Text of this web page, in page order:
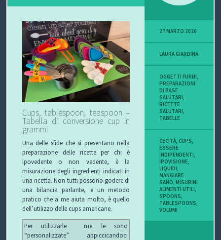
Cups, tablespoon, teaspoon –
Tabella di conversione cup in
grammi
Una delle sfide che si presentano nella
preparazione delle ricette per chi è
ipovedente o non vedente, è la
misurazione degli ingredienti indicati in
una ricetta. Non tutti possono godere di
una bilancia parlante, e un metodo
pratico che a me aiuta molto, è quello
dell’utilizzo delle cups americane.
Per utilizzarle me le sono
“personalizzate” appiccicandoci
27 MARZO 2020
LAURA GIARDINA
OGGETTI FURBI,
PREPARAZIONI
DI BASE
SALUTARI,
RICETTE
SALUTARI,
TABELLE
CECITÀ, CUPS,
ESSERE
INDIPENDENTI,
IPOVISIONE,
LIQUIDI,
MANGIARE
SANO,MISURINI
ALIMENTI UTILI,
SPOONS,
TABLESPOONS,
VOLUMI